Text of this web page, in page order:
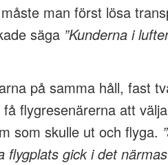
man först lösa
säga ”Kunderna i
på samma håll, fast
flygresenärerna att
som skulle ut och flyga.
flygplats gick i det